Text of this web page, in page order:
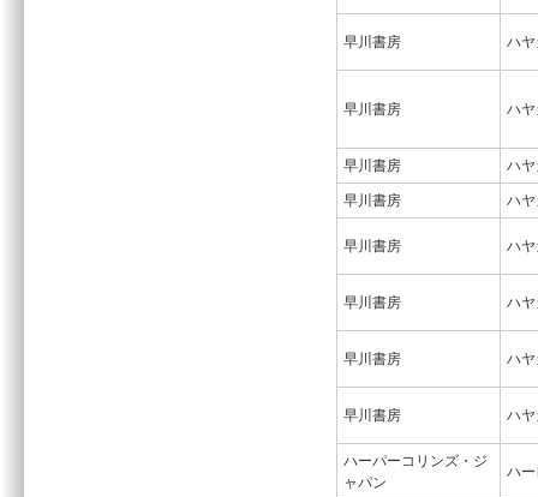
早川書房 ハ
早川書房 ハ
早川書房 ハ
早川書房 ハ
早川書房 ハ
早川書房 ハ
早川書房 ハ
早川書房 ハ
ハーパーコリンズ・ジ
ャパン
ハ